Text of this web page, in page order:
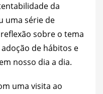
da
uma série de
sobre o tema
de hábitos e
nosso dia a dia.
uma visita ao